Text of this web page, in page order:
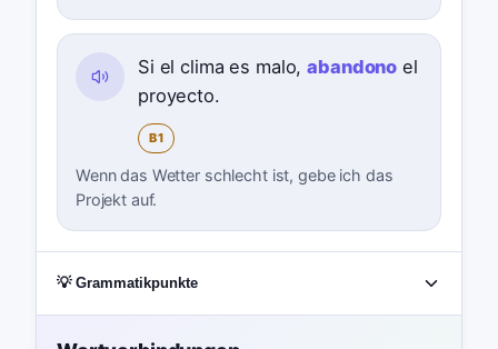
Si el clima es malo,abandono el
proyecto.
B1
Wenn das Wetter schlecht ist, gebe ich das
Projekt auf.
💡 Grammatikpunkte